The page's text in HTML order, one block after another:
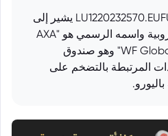
رمز الصندوق المالي LU1220232570.EUFUND يشير إلى
صندوق يورو للمنطقة الأوروبية واسمه الرسمي هو "AXA
WF Global Inflation Bonds F EUR" وهو صندوق
المرتبطة بالتضخم على